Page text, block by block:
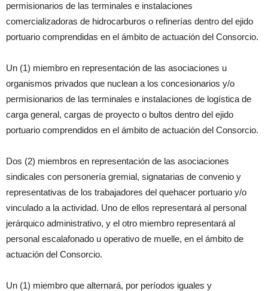
permisionarios de las terminales e instalaciones
comercializadoras de hidrocarburos o refinerías dentro del ejido
portuario comprendidas en el ámbito de actuación del Consorcio.
Un (1) miembro en representación de las asociaciones u
organismos privados que nuclean a los concesionarios y/o
permisionarios de las terminales e instalaciones de logística de
carga general, cargas de proyecto o bultos dentro del ejido
portuario comprendidos en el ámbito de actuación del Consorcio.
Dos (2) miembros en representación de las asociaciones
sindicales con personería gremial, signatarias de convenio y
representativas de los trabajadores del quehacer portuario y/o
vinculado a la actividad. Uno de ellos representará al personal
jerárquico administrativo, y el otro miembro representará al
personal escalafonado u operativo de muelle, en el ámbito de
actuación del Consorcio.
Un (1) miembro que alternará, por períodos iguales y